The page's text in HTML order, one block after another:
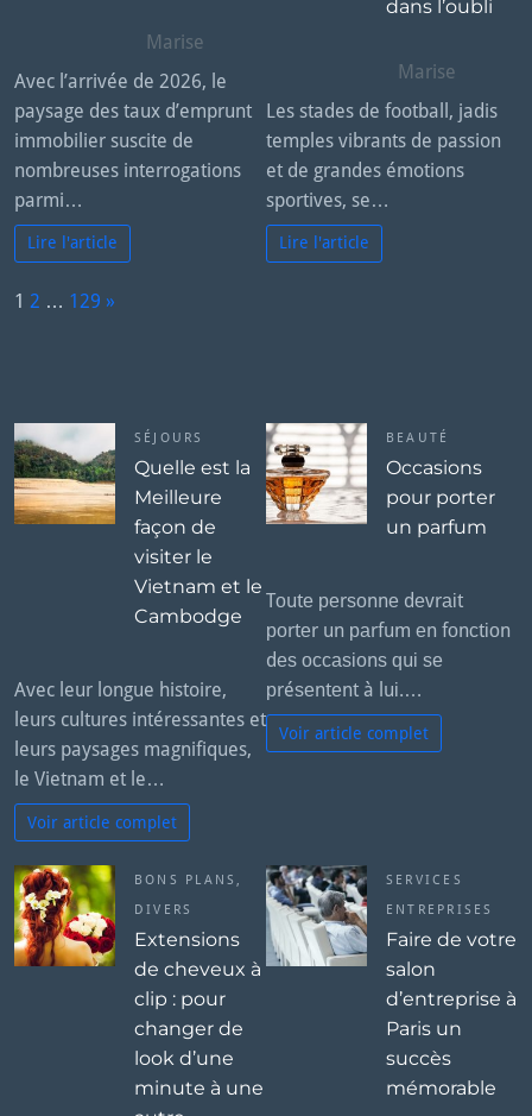
Marise
Avec l’arrivée de 2026, le
paysage des taux d’emprunt
immobilier suscite de
nombreuses interrogations
parmi…
Lire l'article
dans l’oubli
Marise
Les stades de football, jadis
temples vibrants de passion
et de grandes émotions
sportives, se…
Lire l'article
P
1 2 … 129
t
»
SÉJOURS
Quelle est la
Meilleure
façon de
visiter le
Vietnam et le
Cambodge
Avec leur longue histoire,
leurs cultures intéressantes et
leurs paysages magnifiques,
le Vietnam et le…
Voir article complet
BEAUTÉ
Occasions
pour porter
un parfum
Tоutе реrѕоnnе dеvrаіt
роrtеr un раrfum еn fоnсtіоn
dеѕ оссаѕіоnѕ ԛuі ѕе
рréѕеntеnt à luі.…
Voir article complet
BONS PLANS ,
DIVERS
Extensions
de cheveux à
clip : pour
changer de
look d’une
minute à une
SERVICES
ENTREPRISES
Faire de votre
salon
d’entreprise à
Paris un
succès
mémorable